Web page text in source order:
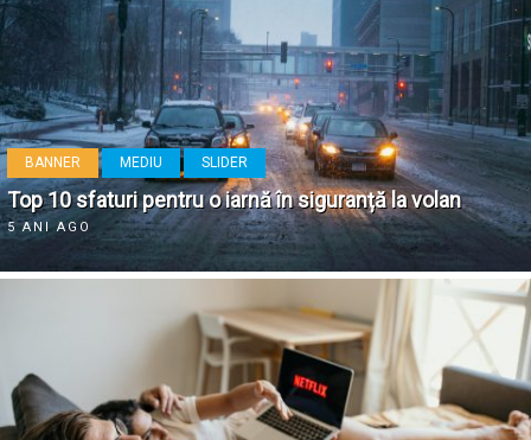
BANNER MEDIU SLIDER
Top 10 sfaturi pentru o iarnă în siguranță la volan
5 ANI AGO